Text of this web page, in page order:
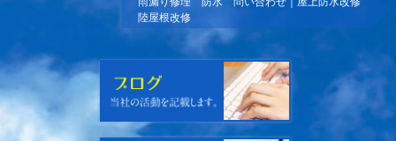
陸屋根改修